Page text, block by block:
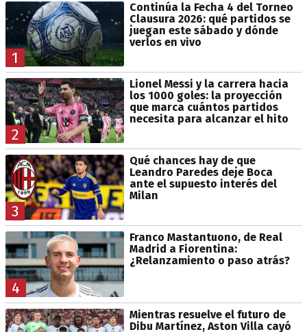
1
Continúa la Fecha 4 del Torneo
Clausura 2026: qué partidos se
juegan este sábado y dónde
verlos en vivo
2
Lionel Messi y la carrera hacia
los 1000 goles: la proyección
que marca cuántos partidos
necesita para alcanzar el hito
3
Qué chances hay de que
Leandro Paredes deje Boca
ante el supuesto interés del
Milan
4
Franco Mastantuono, de Real
Madrid a Fiorentina:
¿Relanzamiento o paso atrás?
Mientras resuelve el futuro de
Dibu Martínez, Aston Villa cayó